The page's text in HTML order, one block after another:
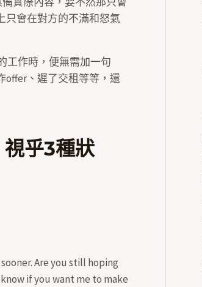
只會在對方的不滿和怒氣
工作時，便無需加一句
offer、遲了交租等等，還
乎3種狀
Are you still hoping
if you want me to make